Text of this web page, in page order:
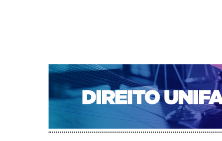
CAPA SOBRE ACESSO CADASTRO
NOTÍCIAS
EDIÇÕES DE Nº 1 A 100 WEBMAIL
Capa>Pesquisa> Índice de autores
Índice de autores